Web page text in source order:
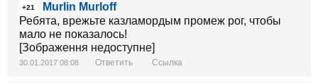
+21
Murlin Murloff
Ребята, врежьте казламордым промеж рог, чтобы
мало не показалось!
[Зображення недоступне]
30.01.2017 08:08 Ответить Ссылка